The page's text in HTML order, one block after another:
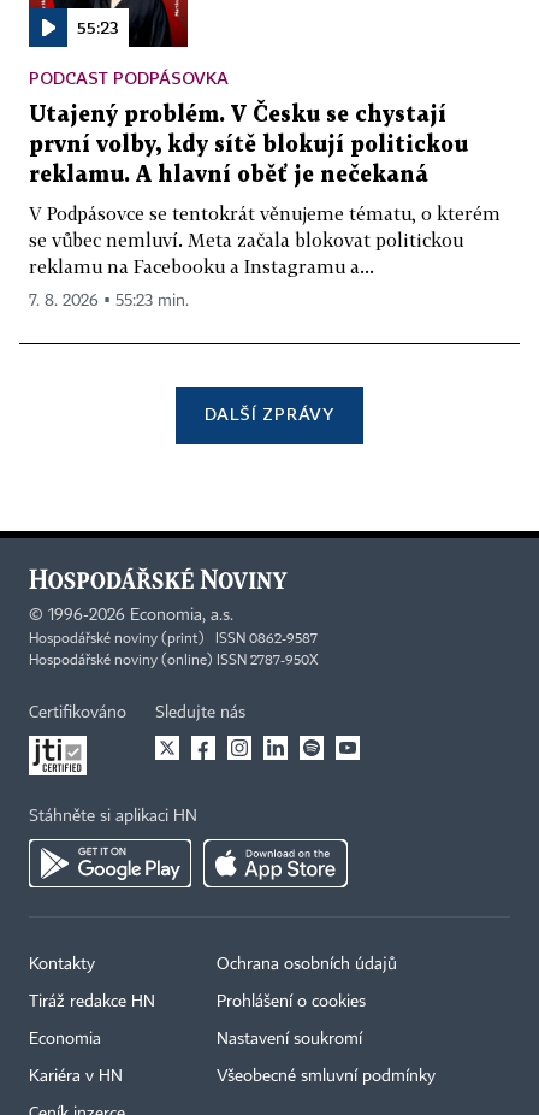
55:23
PODCAST PODPÁSOVKA
Utajený problém. V Česku se chystají
první volby, kdy sítě blokují politickou
reklamu. A hlavní oběť je nečekaná
V Podpásovce se tentokrát věnujeme tématu, o kterém
se vůbec nemluví. Meta začala blokovat politickou
reklamu na Facebooku a Instagramu a...
7. 8. 2026 ▪ 55:23 min.
DALŠÍ ZPRÁVY
© 1996-2026 Economia, a.s.
Hospodářské noviny (print) ISSN 0862-9587
Hospodářské noviny (online) ISSN 2787-950X
Certifikováno Sledujte nás
Stáhněte si aplikaci HN
Kontakty
Tiráž redakce HN
Economia
Kariéra v HN
Ochrana osobních údajů
Prohlášení o cookies
Nastavení soukromí
Všeobecné smluvní podmínky